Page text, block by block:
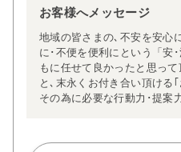
お客様へメッセージ
地域の皆さまの､不安を安心
に･不便を便利にという「安
もに任せて良かったと思っ
と､末永くお付き合い頂ける
その為に必要な行動力･提案
こが皆さまお悩みになる部